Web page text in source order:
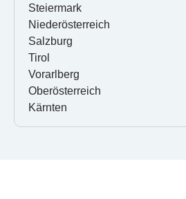
Steiermark
Niederösterreich
Salzburg
Tirol
Vorarlberg
Oberösterreich
Kärnten